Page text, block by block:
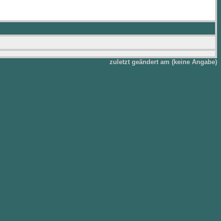
zuletzt geändert am (keine Angabe)